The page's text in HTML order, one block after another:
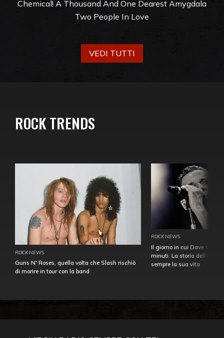
Chemical! A Thousand And One Dearest Amygdala
Two People In Love
VEDI TUTTI
ROCK TRENDS
ROCK NEWS
Guns N' Roses, quella volta che Slash rischiò
di morire in tour con la band
ROCK NEWS
Il giorno in cui Dave
minuti. La storia
sempre la sua vita